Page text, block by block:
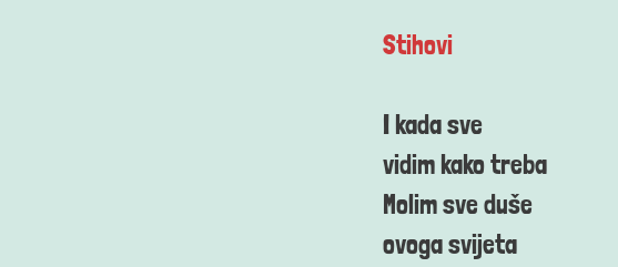
Stihovi
I kada sve
vidim kako treba
Molim sve duše
ovoga svijeta